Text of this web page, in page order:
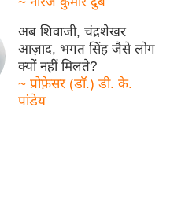
अब शिवाजी, चंद्रशेखर
आज़ाद, भगत सिंह जैसे लोग
क्यों नहीं मिलते?
~ प्रोफ़ेसर (डॉ.) डी. के.
पांडेय